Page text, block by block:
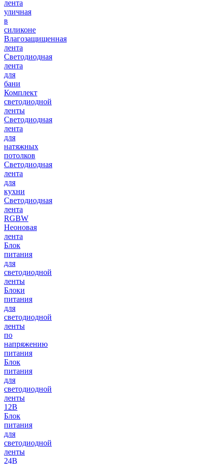
лента
уличная
в
силиконе
Влагозащищенная
лента
Светодиодная
лента
для
бани
Комплект
светодиодной
ленты
Светодиодная
лента
для
натяжных
потолков
Светодиодная
лента
для
кухни
Светодиодная
лента
RGBW
Неоновая
лента
Блок
питания
для
светодиодной
ленты
Блоки
питания
для
светодиодной
ленты
по
напряжению
питания
Блок
питания
для
светодиодной
ленты
12В
Блок
питания
для
светодиодной
ленты
24В